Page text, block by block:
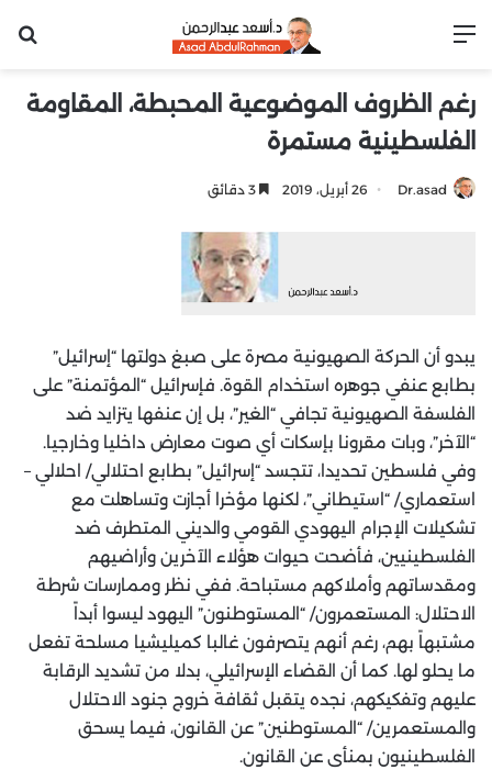
رغم الظروف الموضوعية المحبطة، المقاومة
الفلسطينية مستمرة
Dr.asad 26 أبريل، 2019
يبدو أن الحركة الصهيونية مصرة على صبغ دولتها “إسرائيل”
بطابع عنفي جوهره استخدام القوة. فإسرائيل “المؤتمنة” على
الفلسفة الصهيونية تجافي “الغير”، بل إن عنفها يتزايد ضد
“الآخر”، وبات مقرونا بإسكات أي صوت معارض داخليا وخارجيا.
وفي فلسطين تحديدا، تتجسد “إسرائيل” بطابع احتلالي/ احلالي –
استعماري/ “استيطاني”، لكنها مؤخرا أجازت وتساهلت مع
تشكيلات الإجرام اليهودي القومي والديني المتطرف ضد
الفلسطينيين، فأضحت حيوات هؤلاء الآخرين وأراضيهم
ومقدساتهم وأملاكهم مستباحة. ففي نظر وممارسات شرطة
الاحتلال: المستعمرون/ “المستوطنون” اليهود ليسوا أبداً
مشتبهاً بهم، رغم أنهم يتصرفون غالبا كميليشيا مسلحة تفعل
ما يحلو لها. كما أن القضاء الإسرائيلي، بدلا من تشديد الرقابة
عليهم وتفكيكهم، نجده يتقبل ثقافة خروج جنود الاحتلال
والمستعمرين/ “المستوطنين” عن القانون، فيما يسحق
الفلسطينيون بمنأى عن القانون.